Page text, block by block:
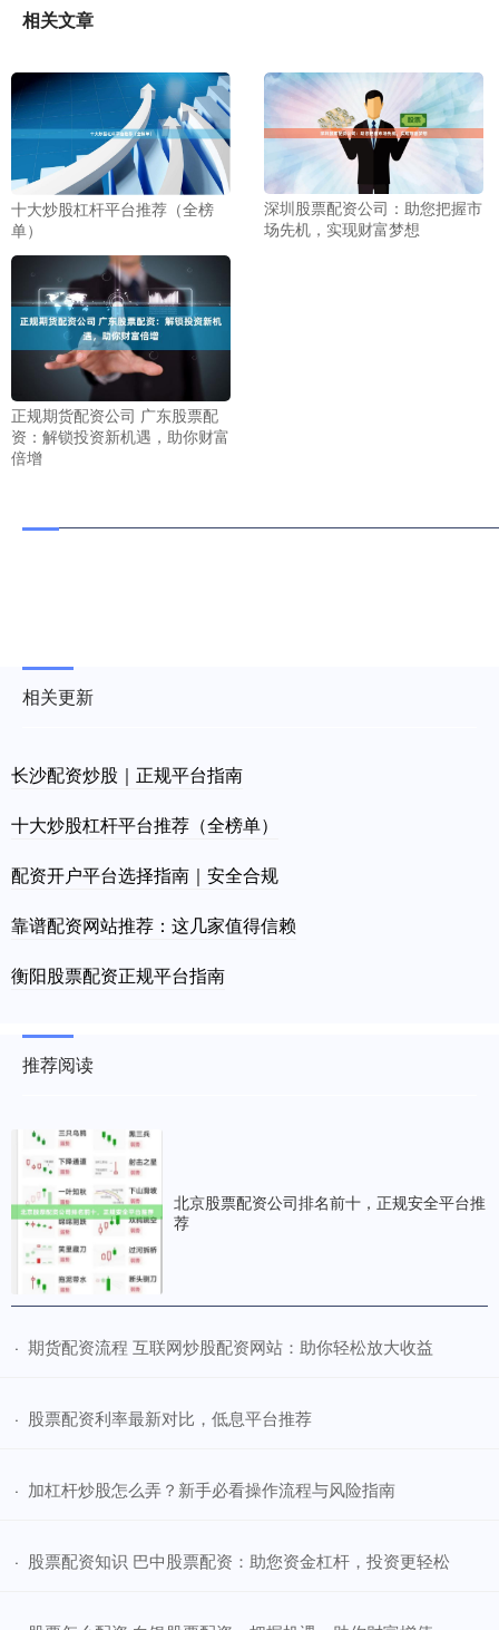
相关文章
十大炒股杠杆平台推荐（全榜
单）
深圳股票配资公司：助您把握市
场先机，实现财富梦想
正规期货配资公司 广东股票配
资：解锁投资新机遇，助你财富
倍增
相关更新
长沙配资炒股｜正规平台指南
十大炒股杠杆平台推荐（全榜单）
配资开户平台选择指南｜安全合规
靠谱配资网站推荐：这几家值得信赖
衡阳股票配资正规平台指南
推荐阅读
北京股票配资公司排名前十，正规安全平台推
荐
· ​期货配资流程 互联网炒股配资网站：助你轻松放大收益
· ​股票配资利率最新对比，低息平台推荐
· ​加杠杆炒股怎么弄？新手必看操作流程与风险指南
· ​股票配资知识 巴中股票配资：助您资金杠杆，投资更轻松